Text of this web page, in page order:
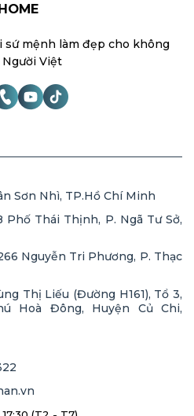
sứ mệnh làm đẹp cho không
Việt
Sơn Nhì, TP.Hồ Chí Minh
Phố Thái Thịnh, P. Ngã Tư Sở,
Nguyễn Tri Phương, P. Thạc
Thị Liếu (Đường H161), Tổ 3,
Hoà Đông, Huyện Củ Chi,